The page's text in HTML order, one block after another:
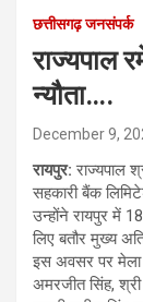
छत्तीसगढ़ जनसंपर्क
राज्यपाल
न्यौता….
December 9,
रायपुर:राज्यपाल
सहकारी बैंक
उन्होंने रायपुर में
लिए बतौर मुख्य
इस अवसर पर मेला
अमरजीत सिंह,